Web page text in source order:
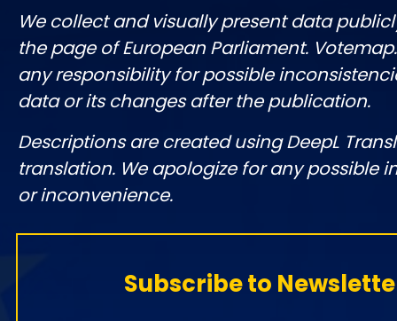
We collect and visually present data
the page of European Parliament.
any responsibility for possible
data or its changes after the publication.
Descriptions are created using DeepL
translation. We apologize for any possible
or inconvenience.
Subscribe to